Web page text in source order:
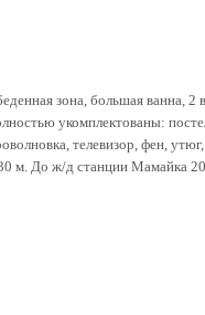
зона, большая ванна, 2
укомплектованы:
телевизор, фен,
м. До ж/д станции Мамайка